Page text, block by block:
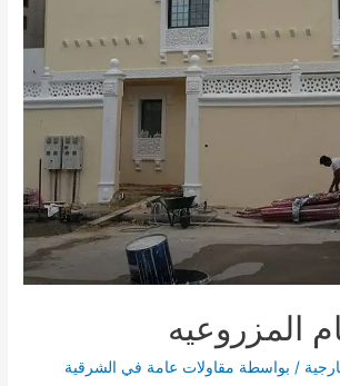
المزروعيه
/ بواسطة مقاولات عامة في الشرقية